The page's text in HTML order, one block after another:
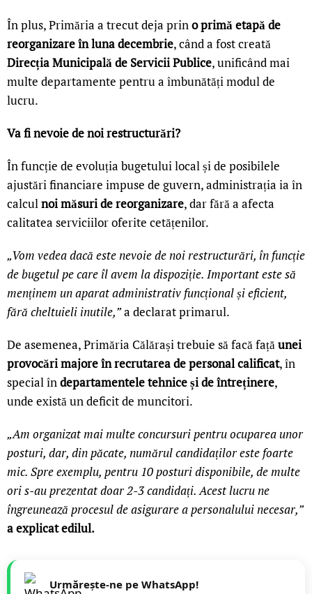
În plus, Primăria a trecut deja prino primă etapă de
reorganizare în luna decembrie, când a fost creată
Direcția Municipală de Servicii Publice, unificând mai
multe departamente pentru a îmbunătăți modul de
lucru.
Va fi nevoie de noi restructurări?
În funcție de evoluția bugetului local și de posibilele
ajustări financiare impuse de guvern, administrația ia în
calculnoi măsuri de reorganizare, dar fără a afecta
calitatea serviciilor oferite cetățenilor.
„Vom vedea dacă este nevoie de noi restructurări, în funcție
de bugetul pe care îl avem la dispoziție. Important este să
menținem un aparat administrativ funcțional și eficient,
fără cheltuieli inutile,”a declarat primarul.
De asemenea, Primăria Călărași trebuie să facă fațăunei
provocări majore în recrutarea de personal calificat, în
special îndepartamentele tehnice și de întreținere,
unde există un deficit de muncitori.
„Am organizat mai multe concursuri pentru ocuparea unor
posturi, dar, din păcate, numărul candidaților este foarte
mic. Spre exemplu, pentru 10 posturi disponibile, de multe
ori s-au prezentat doar 2-3 candidați. Acest lucru ne
îngreunează procesul de asigurare a personalului necesar,”
a explicat edilul.
Urmărește-ne pe WhatsApp!